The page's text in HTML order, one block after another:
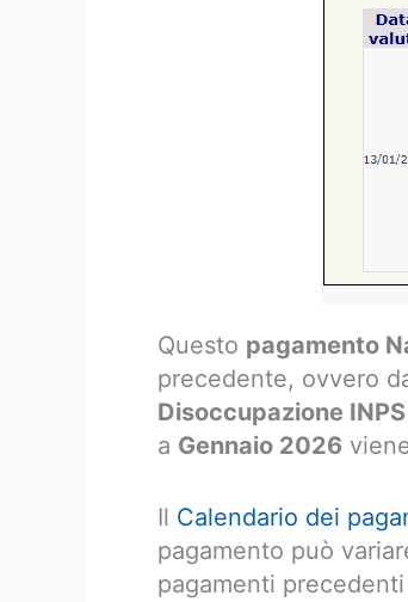
Questo pagamento
precedente, ovvero
Disoccupazione INPS
a Gennaio 2026
Il Calendario dei
pagamento può
pagamenti